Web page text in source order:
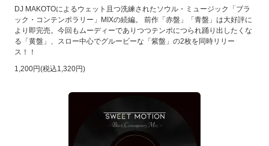
DJ MAKOTOによるウェット且つ洗練されたソウル・ミュージック「ブラ
ック・コンテンポラリー」MIXの続編。 前作「赤盤」「青盤」は大好評に
より即完売。今回もムーディーでありつつテンポにつられ踊り出したくな
る「黄盤」、スロー中心でグルービーな「紫盤」の2枚を同時リリー
ス！！
1,200円(税込1,320円)